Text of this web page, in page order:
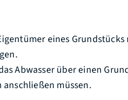
eines Grundstücks
Abwasser über einen
müssen.